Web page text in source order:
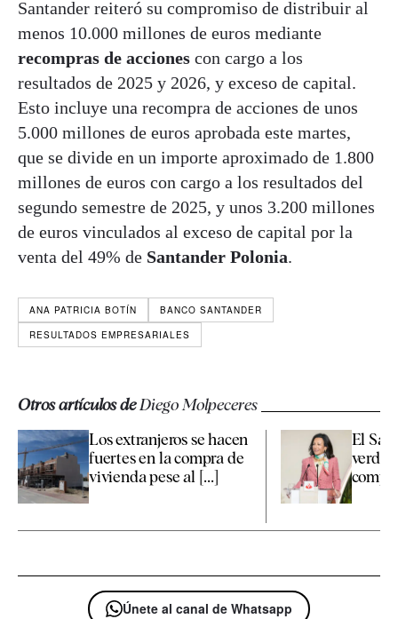
Santander reiteró su compromiso de distribuir al
menos 10.000 millones de euros mediante
recompras de acciones con cargo a los
resultados de 2025 y 2026, y exceso de capital.
Esto incluye una recompra de acciones de unos
5.000 millones de euros aprobada este martes,
que se divide en un importe aproximado de 1.800
millones de euros con cargo a los resultados del
segundo semestre de 2025, y unos 3.200 millones
de euros vinculados al exceso de capital por la
venta del 49% de Santander Polonia.
ANA PATRICIA BOTÍN
BANCO SANTANDER
RESULTADOS EMPRESARIALES
Otros artículos deDiego Molpeceres
Los extranjeros se hacen
fuertes en la compra de
vivienda pese al [...]
El
verde
Únete al canal de Whatsapp